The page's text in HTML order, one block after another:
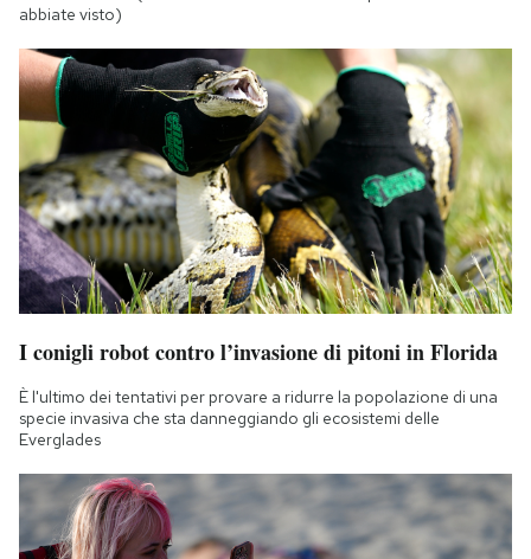
abbiate visto)
I conigli robot contro l’invasione di pitoni in Florida
È l'ultimo dei tentativi per provare a ridurre la popolazione di una
specie invasiva che sta danneggiando gli ecosistemi delle
Everglades